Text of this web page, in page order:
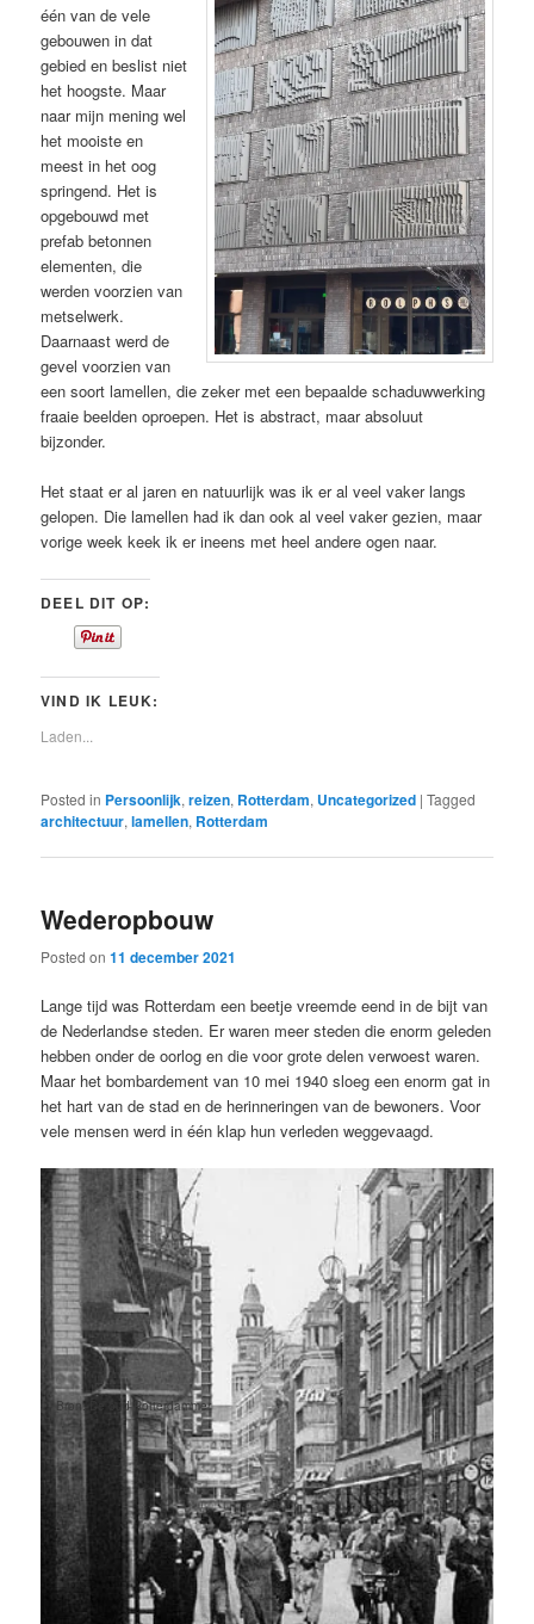
één van de vele
gebouwen in dat
gebied en beslist niet
het hoogste. Maar
naar mijn mening wel
het mooiste en
meest in het oog
springend. Het is
opgebouwd met
prefab betonnen
elementen, die
werden voorzien van
metselwerk.
Daarnaast werd de
gevel voorzien van
een soort lamellen, die zeker met een bepaalde schaduwwerking
fraaie beelden oproepen. Het is abstract, maar absoluut
bijzonder.
Het staat er al jaren en natuurlijk was ik er al veel vaker langs
gelopen. Die lamellen had ik dan ook al veel vaker gezien, maar
vorige week keek ik er ineens met heel andere ogen naar.
DEEL DIT OP:
VIND IK LEUK:
Laden...
Posted in Persoonlijk,reizen, Rotterdam, Uncategorized |Tagged
architectuur,lamellen, Rotterdam
Wederopbouw
Posted on11 december 2021
Lange tijd was Rotterdam een beetje vreemde eend in de bijt van
de Nederlandse steden. Er waren meer steden die enorm geleden
hebben onder de oorlog en die voor grote delen verwoest waren.
Maar het bombardement van 10 mei 1940 sloeg een enorm gat in
het hart van de stad en de herinneringen van de bewoners. Voor
vele mensen werd in één klap hun verleden weggevaagd.
Bron: De oud Rotterdammer